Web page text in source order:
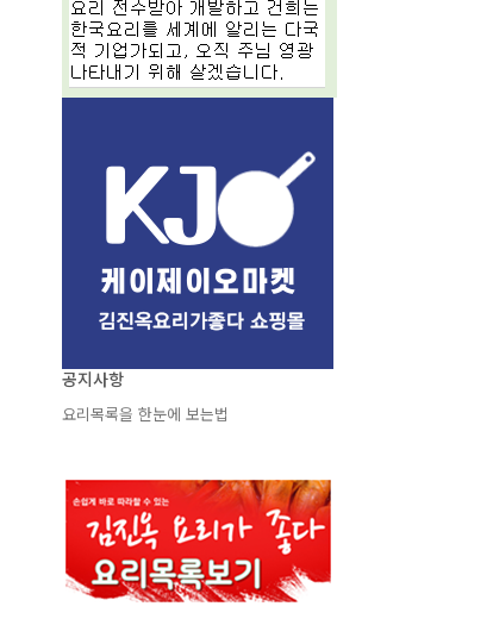
공지사항
요리목록을 한눈에 보는법